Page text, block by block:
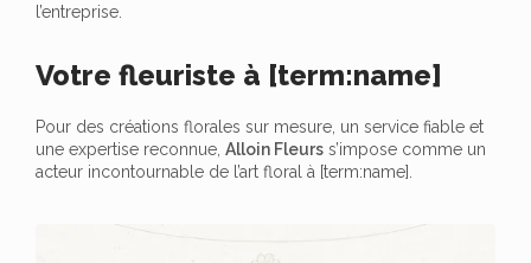
l’entreprise.
Votre fleuriste à [term:name]
Pour des créations florales sur mesure, un service fiable et
une expertise reconnue, Alloin Fleurs s’impose comme un
acteur incontournable de l’art floral à [term:name].